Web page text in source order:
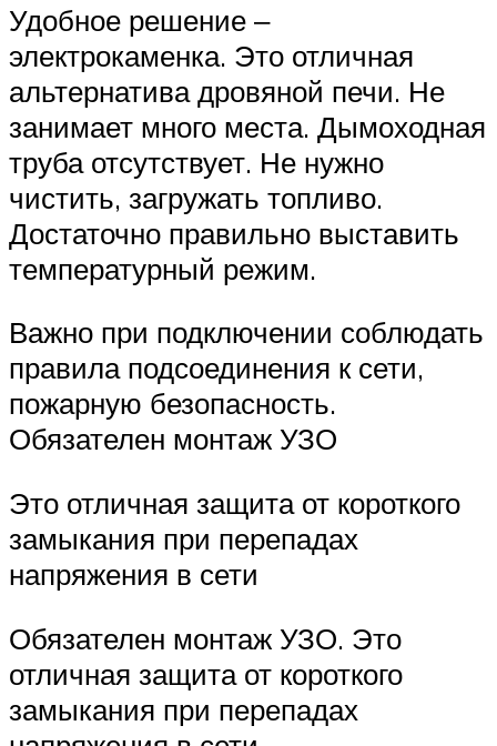
Удобное решение ‒
электрокаменка. Это отличная
альтернатива дровяной печи. Не
занимает много места. Дымоходная
труба отсутствует. Не нужно
чистить, загружать топливо.
Достаточно правильно выставить
температурный режим.
Важно при подключении соблюдать
правила подсоединения к сети,
пожарную безопасность.
Обязателен монтаж УЗО
Это отличная защита от короткого
замыкания при перепадах
напряжения в сети
Обязателен монтаж УЗО. Это
отличная защита от короткого
замыкания при перепадах